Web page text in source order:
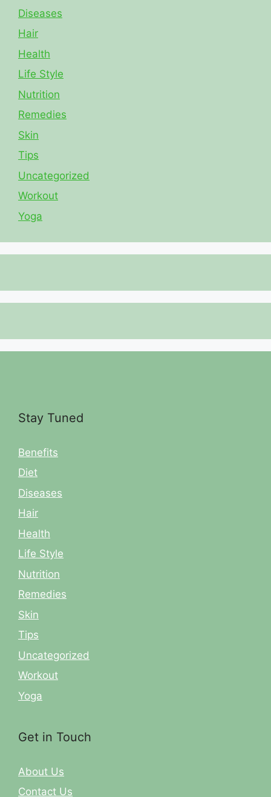
Diseases
Hair
Health
Life Style
Nutrition
Remedies
Skin
Tips
Uncategorized
Workout
Yoga
Stay Tuned
Benefits
Diet
Diseases
Hair
Health
Life Style
Nutrition
Remedies
Skin
Tips
Uncategorized
Workout
Yoga
Get in Touch
About Us
Contact Us